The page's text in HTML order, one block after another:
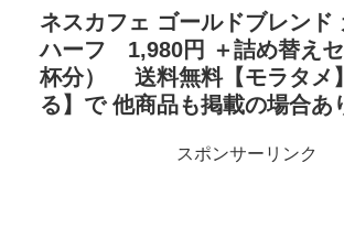
ネスカフェ ゴールドブレンド
ハーフ 1,980円 ＋詰め替え
杯分） 送料無料【モラタメ
る】で 他商品も掲載の場合あ
スポンサーリンク